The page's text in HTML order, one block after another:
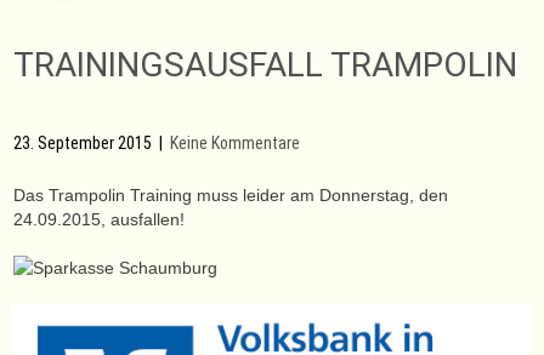
TRAININGSAUSFALL TRAMPOLIN
23. September 2015 Keine Kommentare
Das Trampolin Training muss leider am Donnerstag, den
24.09.2015, ausfallen!